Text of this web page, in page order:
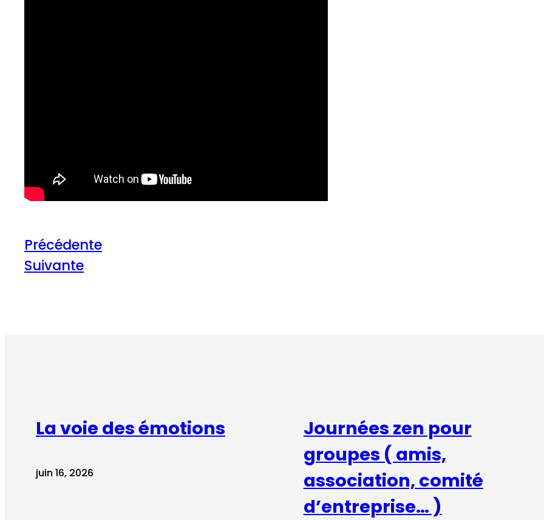
Précédente
Suivante
La voie des émotions
juin 16, 2026
Journées zen pour
groupes ( amis,
association, comité
d’entreprise… )